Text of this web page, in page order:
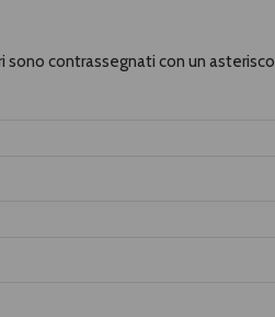
sono contrassegnati con un asterisco